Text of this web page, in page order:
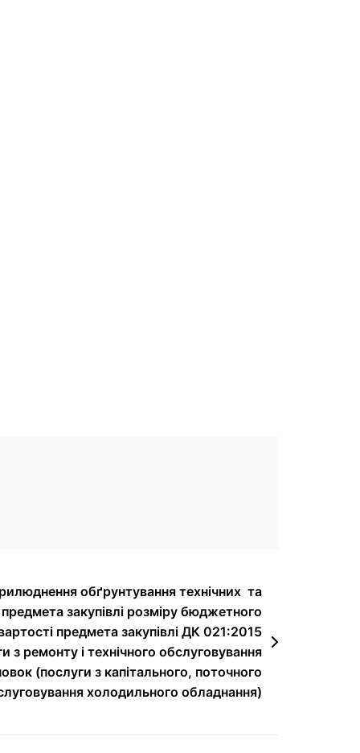
обґрунтування технічних та
закупівлі розміру бюджетного
предмета закупівлі ДК 021:2015
ремонту і технічного обслуговування
(послуги з капітального, поточного
холодильного обладнання)